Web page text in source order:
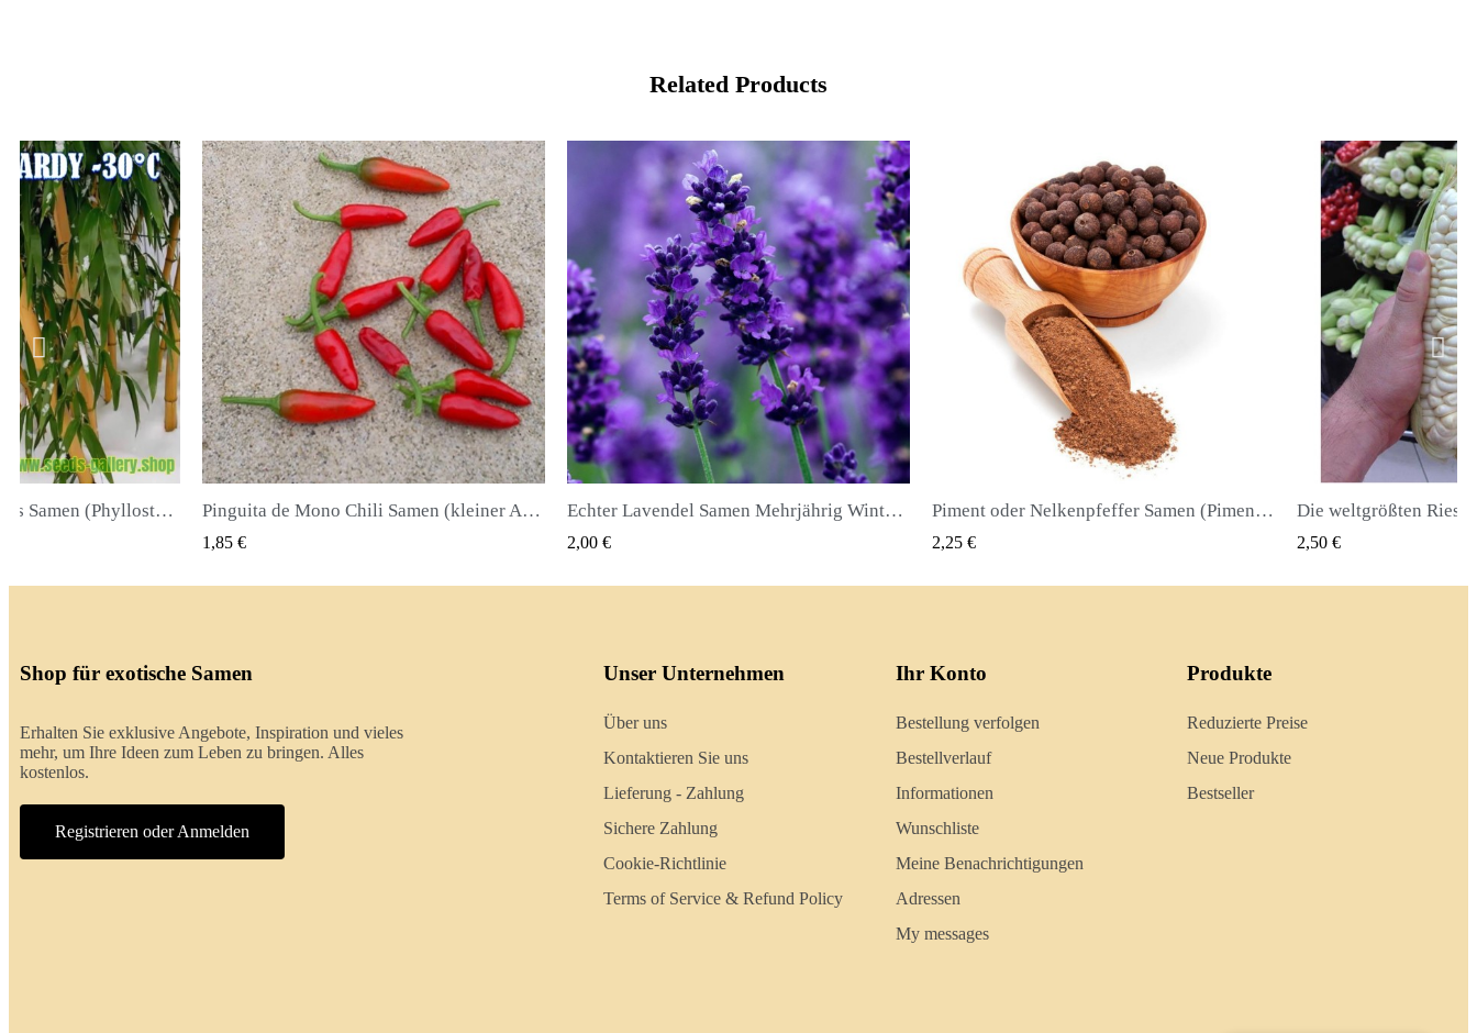
Related Products
VIEW Pinguita de Mono Chili Samen (kleiner Affenpenis) QUICK VIEW Echter Lavendel Samen Mehrjährig Winterhart bis -20C
2,00 €
QUICK VIEW
2,25 €
QUICK VIEW Die weltgrößten Riesenmais-Samen Cuzco - Cusco
2,50 € 2,40 €
Shop für exotische Samen
Erhalten Sie exklusive Angebote, Inspiration und vieles
mehr, um Ihre Ideen zum Leben zu bringen. Alles
kostenlos.
Registrieren oder Anmelden
Unser Unternehmen
Über uns
Kontaktieren Sie uns
Lieferung - Zahlung
Sichere Zahlung
Cookie-Richtlinie
Terms of Service & Refund Policy
Ihr Konto
Bestellung verfolgen
Bestellverlauf
Informationen
Wunschliste
Meine Benachrichtigungen
Adressen
My messages
Produkte
Reduzierte Preise
Neue Produkte
Bestseller